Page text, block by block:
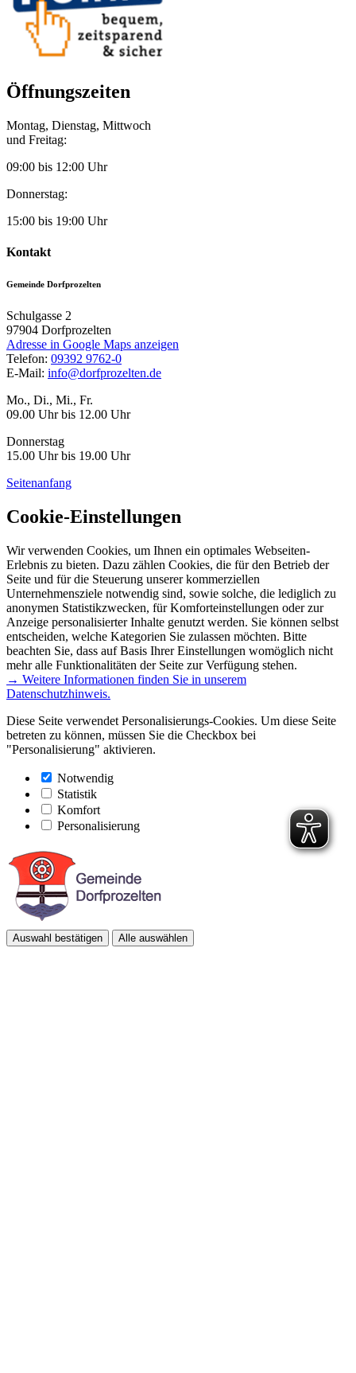
Öffnungszeiten
Montag, Dienstag, Mittwoch
und Freitag:
09:00 bis 12:00 Uhr
Donnerstag:
15:00 bis 19:00 Uhr
Kontakt
Gemeinde Dorfprozelten
Schulgasse 2
97904 Dorfprozelten
Adresse in Google Maps anzeigen
Telefon: 09392 9762-0
E-Mail: info@dorfprozelten.de
Mo., Di., Mi., Fr.
09.00 Uhr bis 12.00 Uhr
Donnerstag
15.00 Uhr bis 19.00 Uhr
Seitenanfang
Cookie-Einstellungen
Wir verwenden Cookies, um Ihnen ein optimales Webseiten-
Erlebnis zu bieten. Dazu zählen Cookies, die für den Betrieb der
Seite und für die Steuerung unserer kommerziellen
Unternehmensziele notwendig sind, sowie solche, die lediglich zu
anonymen Statistikzwecken, für Komforteinstellungen oder zur
Anzeige personalisierter Inhalte genutzt werden. Sie können selbst
entscheiden, welche Kategorien Sie zulassen möchten. Bitte
beachten Sie, dass auf Basis Ihrer Einstellungen womöglich nicht
mehr alle Funktionalitäten der Seite zur Verfügung stehen.
→ Weitere Informationen finden Sie in unserem
Datenschutzhinweis.
Diese Seite verwendet Personalisierungs-Cookies. Um diese Seite
betreten zu können, müssen Sie die Checkbox bei
"Personalisierung" aktivieren.
Notwendig
Statistik
Komfort
Personalisierung
Auswahl bestätigen Alle auswählen